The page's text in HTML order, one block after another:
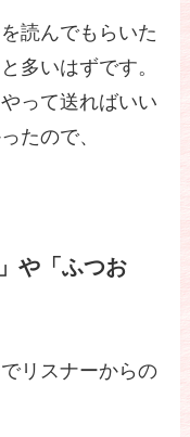
読んでもらいた
多いはずです。
って送ればいい
たので、
や「ふつお
リスナーからの